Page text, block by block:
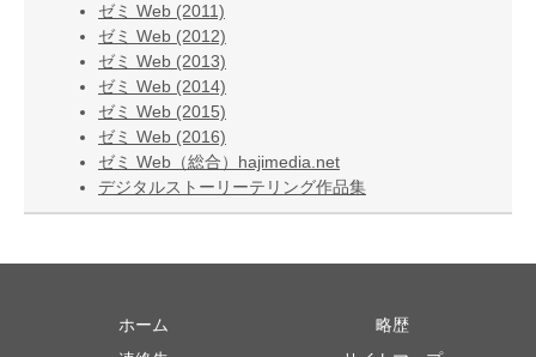
ゼミ Web (2011)
ゼミ Web (2012)
ゼミ Web (2013)
ゼミ Web (2014)
ゼミ Web (2015)
ゼミ Web (2016)
ゼミ Web（総合）hajimedia.net
デジタルストーリーテリング作品集
ホーム
略歴